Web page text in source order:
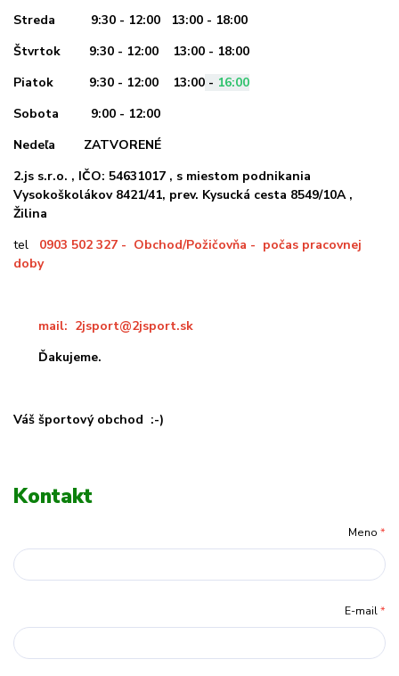
Streda
9:30 - 12:00 13:00 - 18:00
Štvrtok 9:30 - 12:00 13:00 - 18:00
Piatok 9:30 - 12:00 13:00 - 16:00
Sobota 9:00 - 12:00
Nedeľa ZATVORENÉ
2.js s.r.o. , IČO: 54631017 , s miestom podnikania
Vysokoškolákov 8421/41, prev. Kysucká cesta 8549/10A ,
Žilina
tel 0903 502 327 - Obchod/Požičovňa - počas pracovnej
doby
mail: 2jsport@2jsport.sk
Ďakujeme.
Váš športový obchod :-)
Kontakt
Meno *
E-mail*